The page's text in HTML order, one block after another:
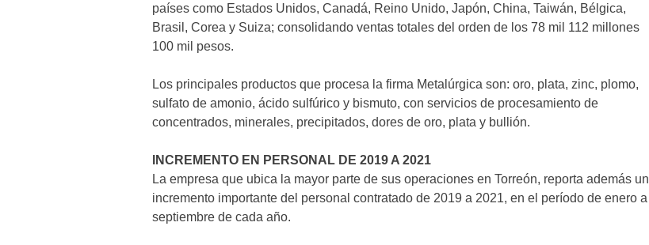
países como Estados Unidos, Canadá, Reino Unido, Japón, China, Taiwán, Bélgica,
Brasil, Corea y Suiza; consolidando ventas totales del orden de los 78 mil 112 millones
100 mil pesos.
Los principales productos que procesa la firma Metalúrgica son: oro, plata, zinc, plomo,
sulfato de amonio, ácido sulfúrico y bismuto, con servicios de procesamiento de
concentrados, minerales, precipitados, dores de oro, plata y bullión.
INCREMENTO EN PERSONAL DE 2019 A 2021
La empresa que ubica la mayor parte de sus operaciones en Torreón, reporta además un
incremento importante del personal contratado de 2019 a 2021, en el período de enero a
septiembre de cada año.